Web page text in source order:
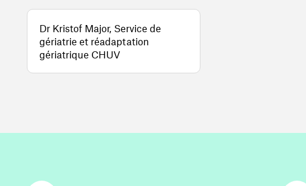
Dr Kristof Major, Service de
gériatrie et réadaptation
gériatrique CHUV